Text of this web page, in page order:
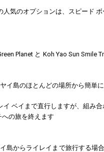
気のオプションは、スピード
Planet と Koh Yao Sun
イ島のほとんどの場所から簡単
ベイまで直行しますが、組み
の旅を終えます
島からライレイまで旅行する場